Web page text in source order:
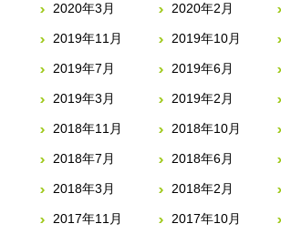
2020年3月 2020年2月
2019年11月 2019年10月
2019年7月 2019年6月
2019年3月 2019年2月
2018年11月 2018年10月
2018年7月 2018年6月
2018年3月 2018年2月
2017年11月 2017年10月